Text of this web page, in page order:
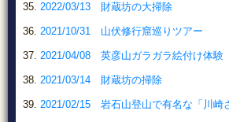
2022/03/13 財蔵坊の大掃除
2021/10/31 山伏修行窟巡りツアー
2021/04/08 英彦山ガラガラ絵付け体験
2021/03/14 財蔵坊の掃除
2021/02/15 岩石山登山で有名な「川崎